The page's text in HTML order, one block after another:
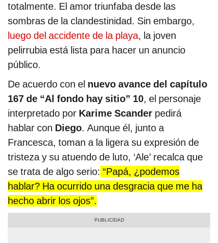
totalmente. El amor triunfaba desde las
sombras de la clandestinidad. Sin embargo,
luego del accidente de la playa, la joven
pelirrubia está lista para hacer un anuncio
público.
De acuerdo con el nuevo avance del capítulo
167 de “Al fondo hay sitio” 10, el personaje
interpretado por Karime Scander pedirá
hablar con Diego. Aunque él, junto a
Francesca, toman a la ligera su expresión de
tristeza y su atuendo de luto, ‘Ale’ recalca que
se trata de algo serio: “Papá, ¿podemos
hablar? Ha ocurrido una desgracia que me ha
hecho abrir los ojos”.